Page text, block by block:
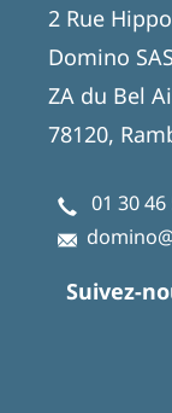
2 Rue
Domino SAS
ZA du Bel
78120,
01 30 46
Suivez-